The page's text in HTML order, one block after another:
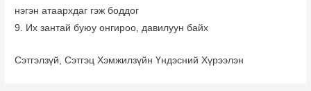
нэгэн атаархдаг гэж боддог
9. Их зантай буюу онгироо, давилуун байх
Сэтгэлзүй, Сэтгэц Хэмжилзүйн Үндэсний Хүрээлэн